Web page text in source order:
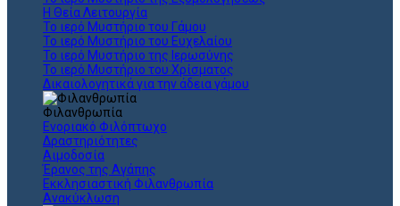
Η Θεία Λειτουργία
Το ιερό Μυστήριο του Γάμου
Το ιερό Μυστήριο του Ευχελαίου
Το ιερό Μυστήριο της Ιερωσύνης
Το ιερό Μυστήριο του Χρίσματος
Δικαιολογητικά για την άδεια γάμου
Φιλανθρωπία
Ενοριακό Φιλόπτωχο
Δραστηριότητες
Αιμοδοσία
Έρανος της Αγάπης
Εκκλησιαστική Φιλανθρωπία
Ανακύκλωση